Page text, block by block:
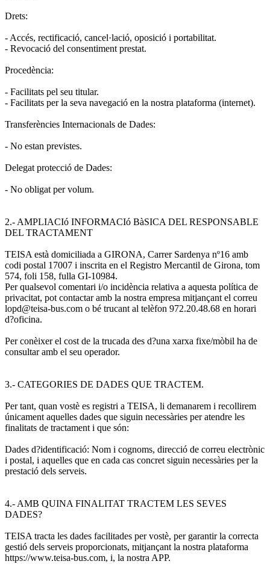
Drets:
- Accés, rectificació, cancel·lació, oposició i portabilitat.
- Revocació del consentiment prestat.
Procedència:
- Facilitats pel seu titular.
- Facilitats per la seva navegació en la nostra plataforma (internet).
Transferències Internacionals de Dades:
- No estan previstes.
Delegat protecció de Dades:
- No obligat per volum.
2.- AMPLIACIó INFORMACIó BàSICA DEL RESPONSABLE
DEL TRACTAMENT
TEISA està domiciliada a GIRONA, Carrer Sardenya nº16 amb
codi postal 17007 i inscrita en el Registro Mercantil de Girona, tom
574, foli 158, fulla GI-10984.
Per qualsevol comentari i/o incidència relativa a aquesta política de
privacitat, pot contactar amb la nostra empresa mitjançant el correu
lopd@teisa-bus.com o bé trucant al telèfon 972.20.48.68 en horari
d?oficina.
Per conèixer el cost de la trucada des d?una xarxa fixe/mòbil ha de
consultar amb el seu operador.
3.- CATEGORIES DE DADES QUE TRACTEM.
Per tant, quan vostè es registri a TEISA, li demanarem i recollirem
únicament aquelles dades que siguin necessàries per atendre les
finalitats de tractament i que són:
Dades d?identificació: Nom i cognoms, direcció de correu electrònic
i postal, i aquelles que en cada cas concret siguin necessàries per la
prestació dels serveis.
4.- AMB QUINA FINALITAT TRACTEM LES SEVES
DADES?
TEISA tracta les dades facilitades per vostè, per garantir la correcta
gestió dels serveis proporcionats, mitjançant la nostra plataforma
https://www.teisa-bus.com, i, la nostra APP.